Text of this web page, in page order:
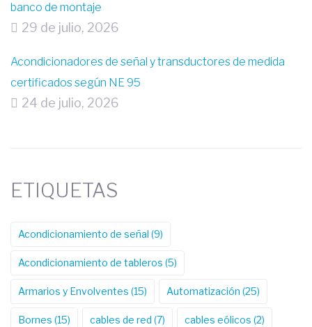
banco de montaje
29 de julio, 2026
Acondicionadores de señal y transductores de medida
certificados según NE 95
24 de julio, 2026
ETIQUETAS
Acondicionamiento de señal (9)
Acondicionamiento de tableros (5)
Armarios y Envolventes (15) Automatización (25)
Bornes (15) cables de red (7) cables eólicos (2)